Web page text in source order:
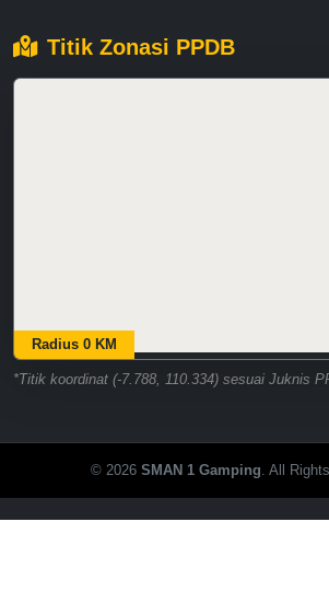
Titik Zonasi PPDB
Radius 0 KM
*Titik koordinat (-7.788, 110.334) sesuai Juknis
© 2026 SMAN 1 Gamping. All